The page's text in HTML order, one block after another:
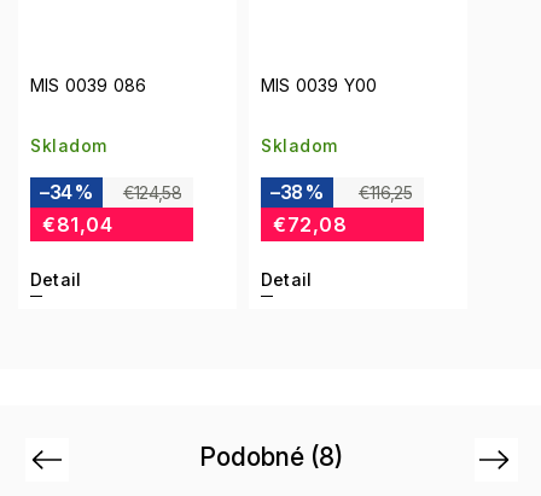
MIS 0039 086
Skladom
€124,58
–34 %
€81,04
Detail
MIS 0039 Y00
Skladom
€116,25
–38 %
€72,08
Detail
Podobné (8)
Previous Next